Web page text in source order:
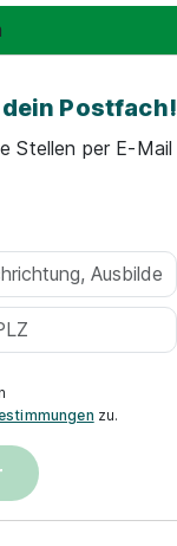
Postfach!
Stellen per E-Mail
zu.